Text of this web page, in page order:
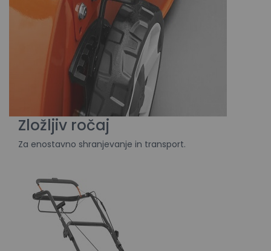
Zložljiv ročaj
Za enostavno shranjevanje in transport.